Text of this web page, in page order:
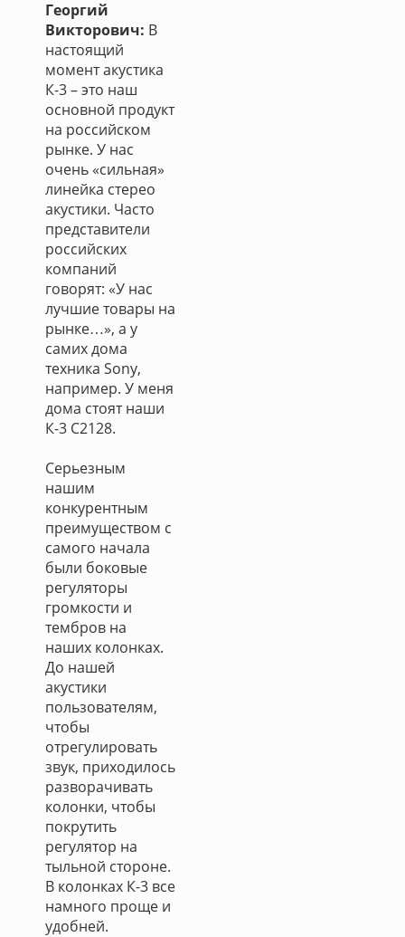
Георгий
Викторович: В
настоящий
момент акустика
К-3 – это наш
основной продукт
на российском
рынке. У нас
очень «сильная»
линейка стерео
акустики. Часто
представители
российских
компаний
говорят: «У нас
лучшие товары на
рынке…», а у
самих дома
техника Sony,
например. У меня
дома стоят наши
К-3 С2128.
Серьезным
нашим
конкурентным
преимуществом с
самого начала
были боковые
регуляторы
громкости и
тембров на
наших колонках.
До нашей
акустики
пользователям,
чтобы
отрегулировать
звук, приходилось
разворачивать
колонки, чтобы
покрутить
регулятор на
тыльной стороне.
В колонках К-3 все
намного проще и
удобней.